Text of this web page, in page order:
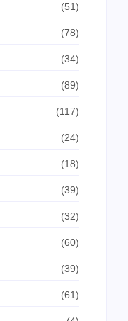
(51)
(78)
(34)
(89)
(117)
(24)
(18)
(39)
(32)
(60)
(39)
(61)